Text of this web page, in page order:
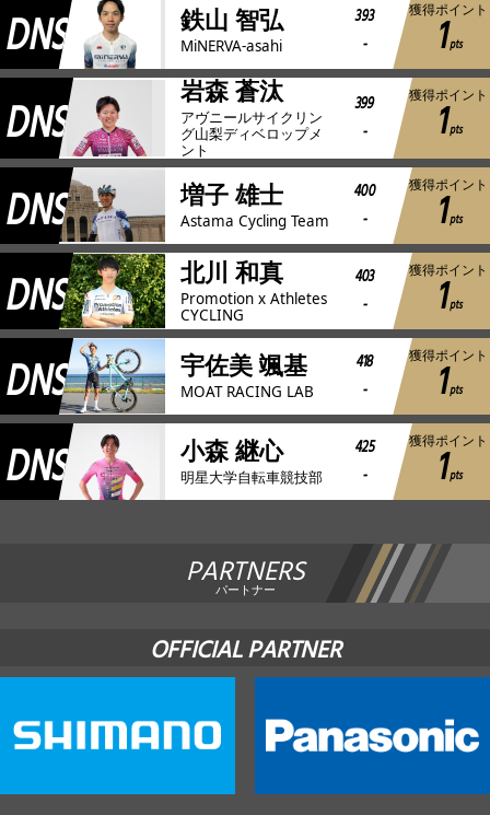
DNS 鉄山 智弘
MiNERVA-asahi
393
-
獲得ポイント
1pts
DNS 岩森 蒼汰
アヴニールサイクリン
グ山梨ディベロップメ
ント
399
-
獲得ポイント
1pts
DNS 増子 雄士
Astama Cycling Team
400
-
獲得ポイント
1pts
DNS 北川 和真
Promotion x Athletes
CYCLING
403
-
獲得ポイント
1pts
DNS 宇佐美 颯基
MOAT RACING LAB
418
-
獲得ポイント
1pts
DNS 小森 継心
明星大学自転車競技部
425
-
獲得ポイント
1pts
PARTNERS
パートナー
OFFICIAL PARTNER